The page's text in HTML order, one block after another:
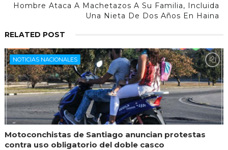
Hombre Ataca A Machetazos A Su Familia, Incluida
Una Nieta De Dos Años En Haina
RELATED POST
NOTICIAS NACIONALES
Motoconchistas de Santiago anuncian protestas
contra uso obligatorio del doble casco